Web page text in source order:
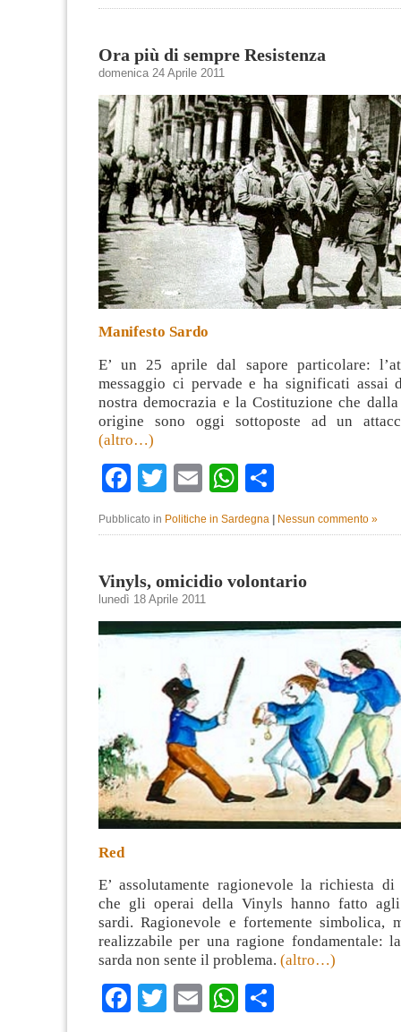
Ora più di sempre Resistenza
domenica 24 Aprile 2011
Manifesto Sardo
E’ un 25 aprile dal sapore particolare:
messaggio ci pervade e ha significati assai
nostra democrazia e la Costituzione che dalla
origine sono oggi sottoposte ad un
(altro…)
Facebook
TwitterEmailWhatsApp
Pubblicato in Politiche in Sardegna | Nessun commento »
Vinyls, omicidio volontario
lunedì 18 Aprile 2011
Red
E’ assolutamente ragionevole la richiesta di
che gli operai della Vinyls hanno fatto agli
sardi. Ragionevole e fortemente simbolica,
realizzabile per una ragione fondamentale:
sarda non sente il problema. (altro…)
Facebook
TwitterEmailWhatsApp